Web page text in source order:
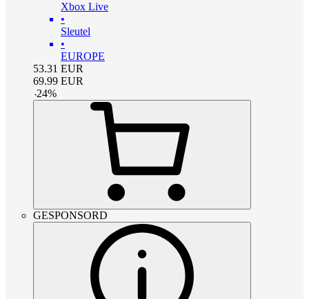
Xbox Live
•
Sleutel
•
EUROPE
53.31 EUR
69.99 EUR
-24%
GESPONSORD